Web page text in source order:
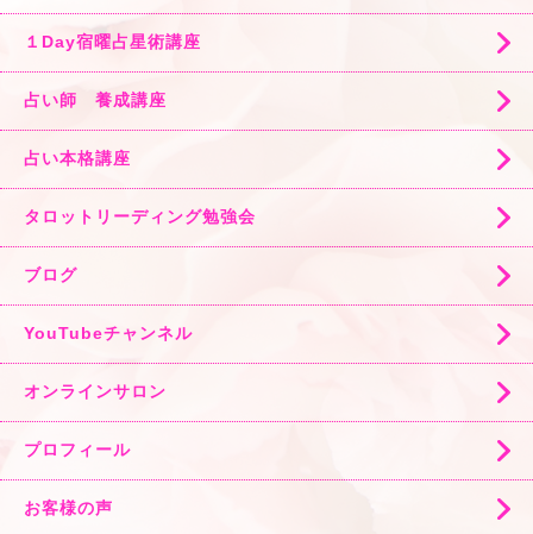
１Day宿曜占星術講座
占い師 養成講座
占い本格講座
タロットリーディング勉強会
ブログ
YouTubeチャンネル
オンラインサロン
プロフィール
お客様の声